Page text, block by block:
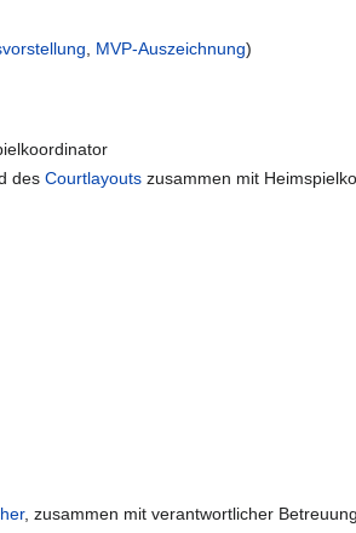
, MVP-Auszeichnung)
desCourtlayouts zusammen mit
, zusammen mit verantwortlicher